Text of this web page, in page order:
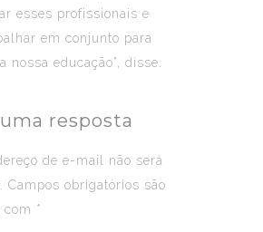
esses profissionais e
em conjunto para
nossa educação”, disse.
resposta
de e-mail não será
Campos obrigatórios são
com *